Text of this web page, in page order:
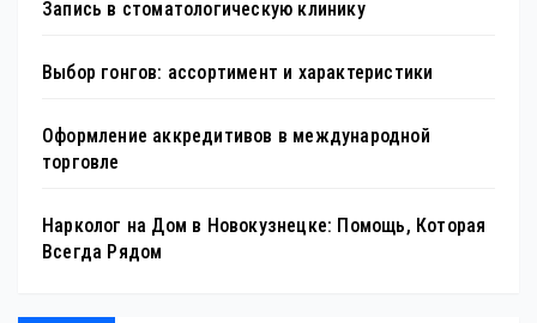
Запись в стоматологическую клинику
Выбор гонгов: ассортимент и характеристики
Оформление аккредитивов в международной
торговле
Нарколог на Дом в Новокузнецке: Помощь, Которая
Всегда Рядом